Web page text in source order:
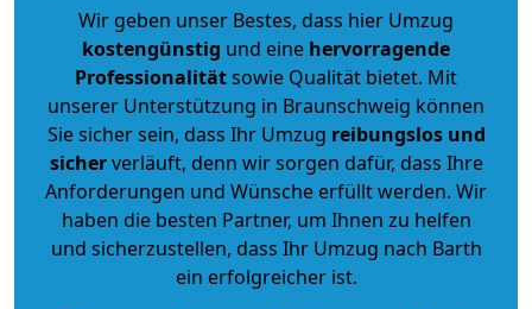
Wir geben unser Bestes, dass hier Umzug
kostengünstig und eine hervorragende
Professionalitätsowie Qualität bietet. Mit
unserer Unterstützung in Braunschweig können
Sie sicher sein, dass Ihr Umzug reibungslos und
sicherverläuft, denn wir sorgen dafür, dass Ihre
Anforderungen und Wünsche erfüllt werden. Wir
haben die besten Partner, um Ihnen zu helfen
und sicherzustellen, dass Ihr Umzug nach Barth
ein erfolgreicher ist.